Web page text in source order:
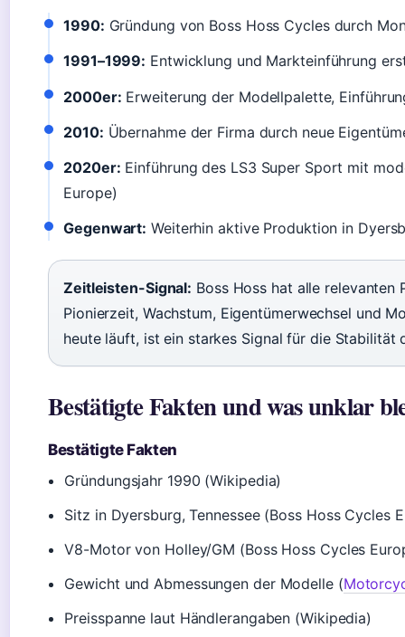
1990: Gründung von Boss Hoss Cycles durch
1991–1999: Entwicklung und Markteinführung
2000er: Erweiterung der Modellpalette,
2010: Übernahme der Firma durch neue
2020er: Einführung des LS3 Super Sport mit
Europe)
Gegenwart: Weiterhin aktive Produktion in
Zeitleisten-Signal: Boss Hoss hat alle relevanten
Pionierzeit, Wachstum, Eigentümerwechsel und
heute läuft, ist ein starkes Signal für die Stabilität
Bestätigte Fakten und was unklar
Bestätigte Fakten
Gründungsjahr 1990 (Wikipedia)
Sitz in Dyersburg, Tennessee (Boss Hoss Cycles
V8-Motor von Holley/GM (Boss Hoss Cycles
Gewicht und Abmessungen der Modelle (
Preisspanne laut Händlerangaben (Wikipedia)